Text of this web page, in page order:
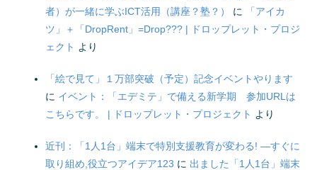
者）が一緒に学ぶICT活用（講座？塾？）
に
「アイカ
ツ」＋「DropRent」=Drop??? | ドロップレット・プロジ
ェクト より
「絵で見て」１万部突破（予定）記念イベントやります
に イベント：「エデミテ」で備える新学期 参加URLは
こちらです。 | ドロップレット・プロジェクト より
近刊：「1人1台」端末で特別支援教育が変わる! ―すぐに
取り組め,役立つアイデア123 に 出ました「1人1台」端末